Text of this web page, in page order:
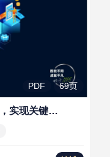
PDF 69页
数字贸易新图景：把握出海红利，实现关键跃升